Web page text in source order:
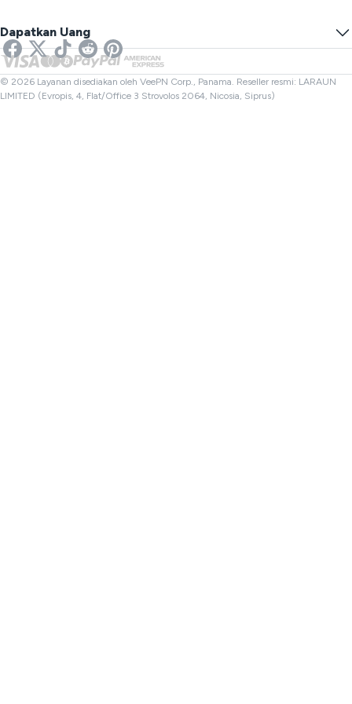
VPN untuk Streaming
VPN Netflix
SMS Online
Pemeriksa Tautan
Pemeriksa Berkas
VPN UK
VPN Kanada
VPN Turki
Dapatkan Uang
Afiliasi
© 2026 Layanan disediakan oleh VeePN Corp., Panama. Reseller resmi: LARAUN
LIMITED (Evropis, 4, Flat/Office 3 Strovolos 2064, Nicosia, Siprus)